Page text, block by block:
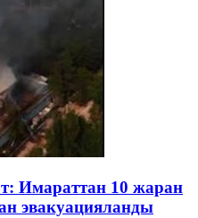
Имараттан 10 жаран
эвакуацияланды